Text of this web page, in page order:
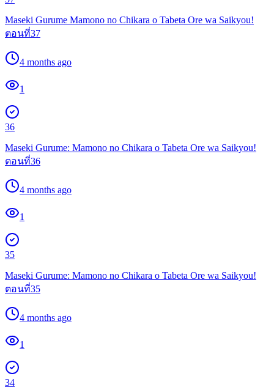
Maseki Gurume Mamono no Chikara o Tabeta Ore wa Saikyou!
ตอนที่37
4 months ago
1
36
Maseki Gurume: Mamono no Chikara o Tabeta Ore wa Saikyou!
ตอนที่36
4 months ago
1
35
Maseki Gurume: Mamono no Chikara o Tabeta Ore wa Saikyou!
ตอนที่35
4 months ago
1
34